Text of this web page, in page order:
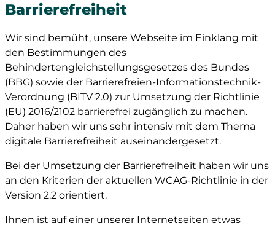
Barrierefreiheit
Wir sind bemüht, unsere Webseite im Einklang mit
den Bestimmungen des
Behindertengleichstellungsgesetzes des Bundes
(BBG) sowie der Barrierefreien-Informationstechnik-
Verordnung (BITV 2.0) zur Umsetzung der Richtlinie
(EU) 2016/2102 barrierefrei zugänglich zu machen.
Daher haben wir uns sehr intensiv mit dem Thema
digitale Barrierefreiheit auseinandergesetzt.
Bei der Umsetzung der Barrierefreiheit haben wir uns
an den Kriterien der aktuellen WCAG-Richtlinie in der
Version 2.2 orientiert.
Ihnen ist auf einer unserer Internetseiten etwas